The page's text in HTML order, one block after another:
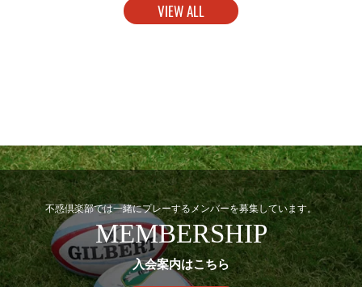
VIEW ALL
不惑倶楽部では一緒にプレーするメンバーを募集しています。
MEMBERSHIP
入会案内はこちら